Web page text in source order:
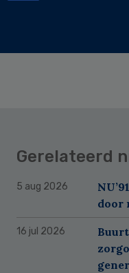
Gerelateerd
5 aug 2026
door
16 jul 2026